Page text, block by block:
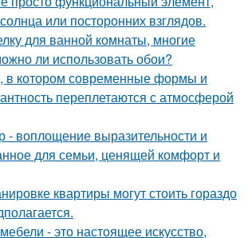
или посторонних взглядов.
для ванной комнаты, многие
ли использовать обои?
в котором современные формы и
переплетаются с атмосферой
- воплощение выразительности и
для семьи, ценящей комфорт и
квартиры могут стоить гораздо
- это настоящее искусство,